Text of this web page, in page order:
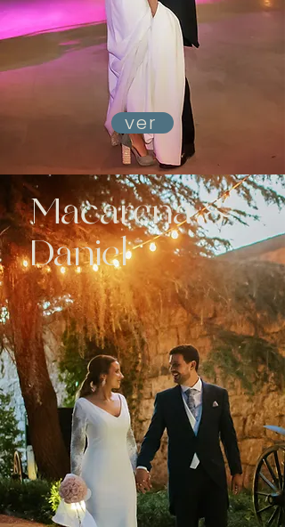
ver
Boda en el Palacio Montarco
Macarena &
Daniel